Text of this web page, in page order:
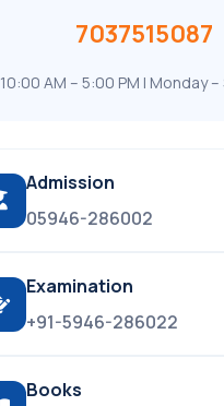
7037515087
10:00 AM – 5:00 PM | Monday
Admission
05946-286002
Examination
+91-5946-286022
Books